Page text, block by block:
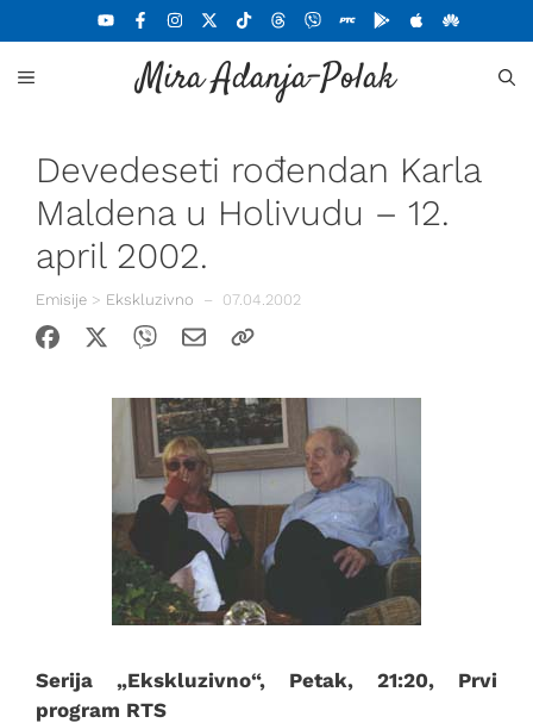
na
sadržaj
Mira Adanja-Polak
MENU
Devedeseti rođendan Karla
Maldena u Holivudu – 12.
april 2002.
Emisije > Ekskluzivno – 07.04.2002
Serija „Ekskluzivno“, Petak, 21:20, Prvi
program RTS